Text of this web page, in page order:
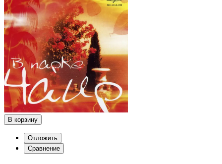
В корзину
Отложить
Сравнение